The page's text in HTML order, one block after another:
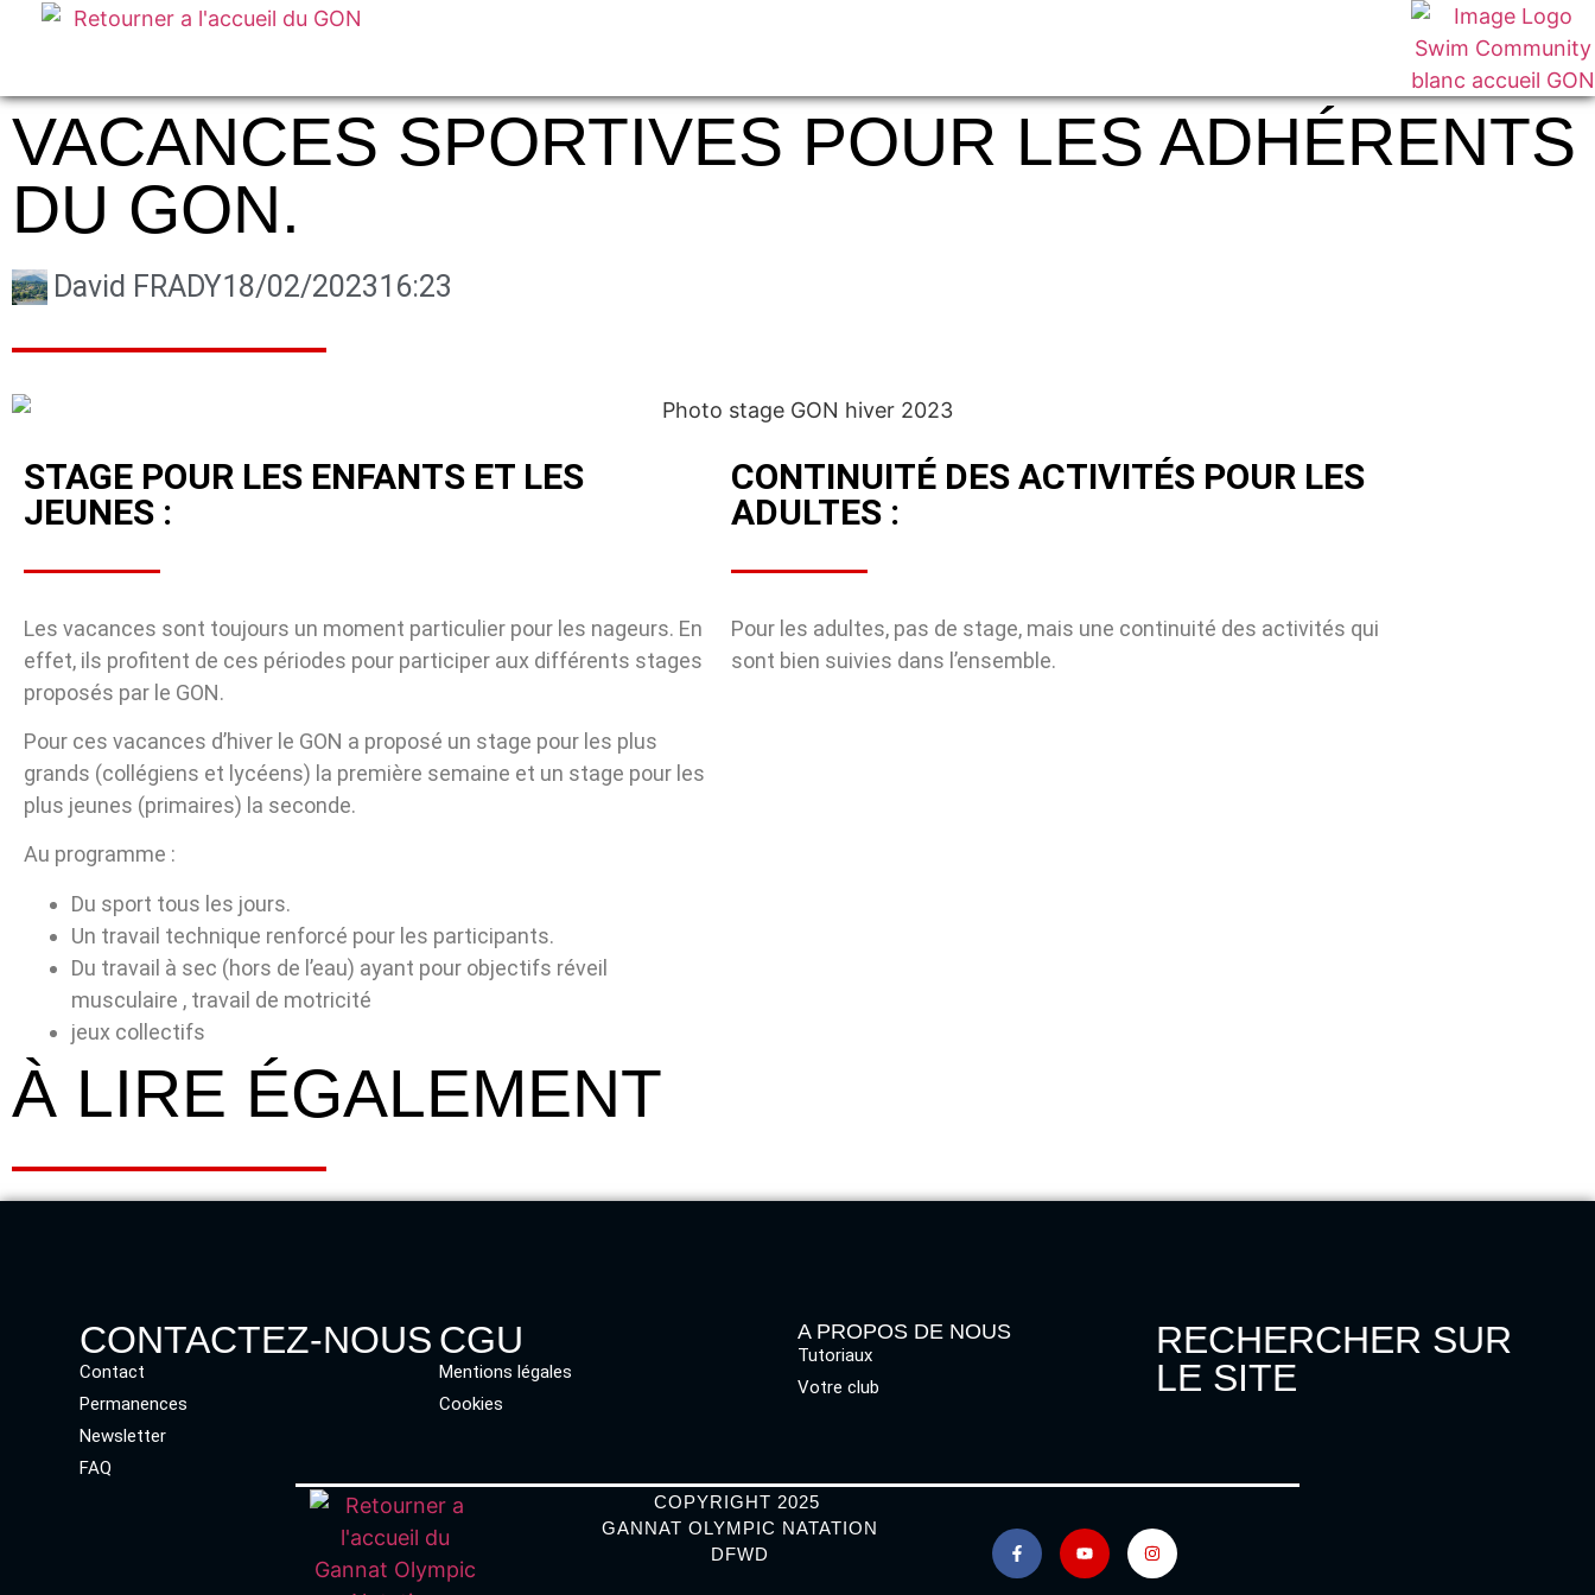
VACANCES SPORTIVES POUR LES ADHÉRENTS
DU GON.
David FRADY18/02/202316:23
STAGE POUR LES ENFANTS ET LES
JEUNES :
Les vacances sont toujours un moment particulier pour les nageurs. En
effet, ils profitent de ces périodes pour participer aux différents stages
proposés par le GON.
Pour ces vacances d’hiver le GON a proposé un stage pour les plus
grands (collégiens et lycéens) la première semaine et un stage pour les
plus jeunes (primaires) la seconde.
Au programme :
Du sport tous les jours.
Un travail technique renforcé pour les participants.
Du travail à sec (hors de l’eau) ayant pour objectifs réveil
musculaire , travail de motricité
jeux collectifs
CONTINUITÉ DES ACTIVITÉS POUR LES
ADULTES :
Pour les adultes, pas de stage, mais une continuité des activités qui
sont bien suivies dans l’ensemble.
À LIRE ÉGALEMENT
CONTACTEZ-NOUS
Contact
Permanences
Newsletter
FAQ
CGU
Mentions légales
Cookies
A PROPOS DE NOUS
Tutoriaux
Votre club
RECHERCHER SUR
LE SITE
COPYRIGHT 2025
GANNAT OLYMPIC NATATION
DFWD